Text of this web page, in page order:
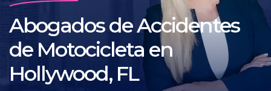
Abogados de Accidentes
de Motocicleta en
Hollywood, FL